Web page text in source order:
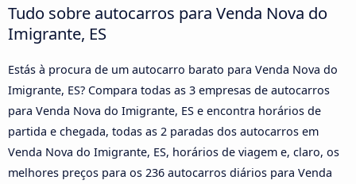
Tudo sobre autocarros para Venda Nova do
Imigrante, ES
Estás à procura de um autocarro barato para Venda Nova do
Imigrante, ES? Compara todas as 3 empresas de autocarros
para Venda Nova do Imigrante, ES e encontra horários de
partida e chegada, todas as 2 paradas dos autocarros em
Venda Nova do Imigrante, ES, horários de viagem e, claro, os
melhores preços para os 236 autocarros diários para Venda